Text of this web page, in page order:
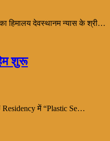
हिमालय देवस्थानम न्यास के श्री…
शुरू
Residency में “Plastic Se…